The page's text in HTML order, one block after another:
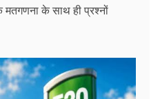
मतगणना के साथ ही प्रश्नों